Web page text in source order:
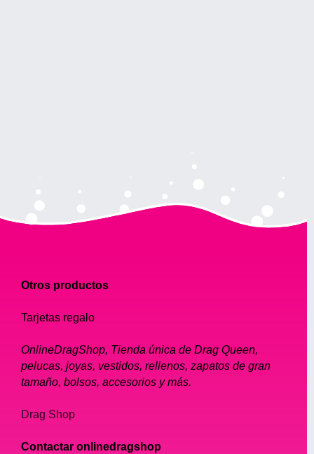
Otros productos
Tarjetas regalo
OnlineDragShop, Tienda única de Drag Queen,
pelucas, joyas, vestidos, rellenos, zapatos de gran
tamaño, bolsos, accesorios y más.
Drag Shop
Contactar onlinedragshop